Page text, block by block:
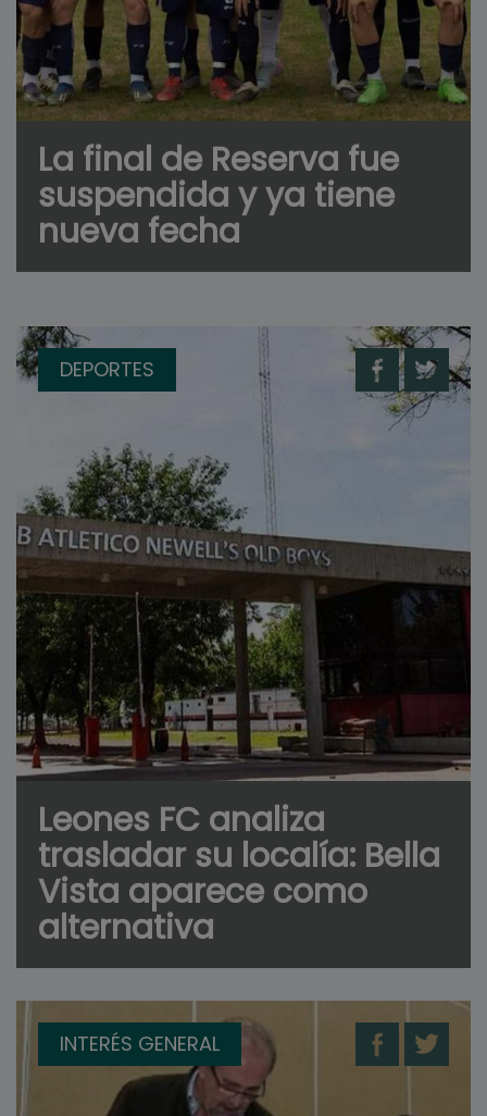
La final de Reserva fue
suspendida y ya tiene
nueva fecha
DEPORTES
Leones FC analiza
trasladar su localía: Bella
Vista aparece como
alternativa
INTERÉS GENERAL